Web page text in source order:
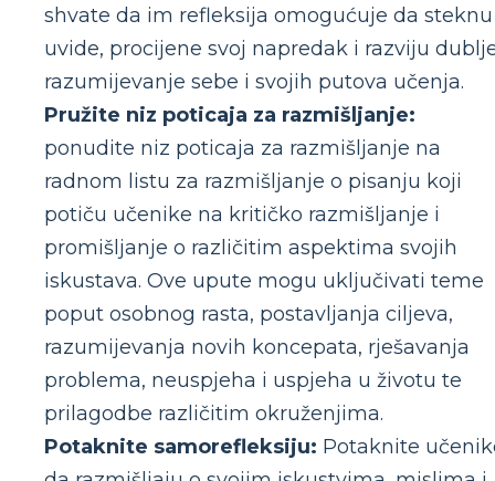
shvate da im refleksija omogućuje da steknu
uvide, procijene svoj napredak i razviju
razumijevanje sebe i svojih putova učenja.
Pružite niz poticaja za razmišljanje:
ponudite niz poticaja za razmišljanje na
radnom listu za razmišljanje o pisanju koji
potiču učenike na kritičko razmišljanje i
promišljanje o različitim aspektima svojih
iskustava. Ove upute mogu uključivati teme
poput osobnog rasta, postavljanja ciljeva,
razumijevanja novih koncepata, rješavanja
problema, neuspjeha i uspjeha u životu te
prilagodbe različitim okruženjima.
Potaknite samorefleksiju: Potaknite